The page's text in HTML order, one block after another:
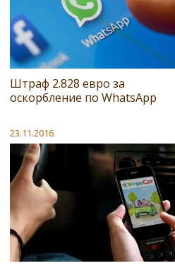
Штраф 2.828 евро за
оскорбление по WhatsApp
23.11.2016